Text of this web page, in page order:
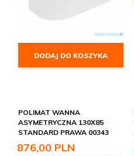
DODAJ DO KOSZYKA
POLIMAT WANNA
ASYMETRYCZNA 130X85
STANDARD PRAWA 00343
876,00 PLN